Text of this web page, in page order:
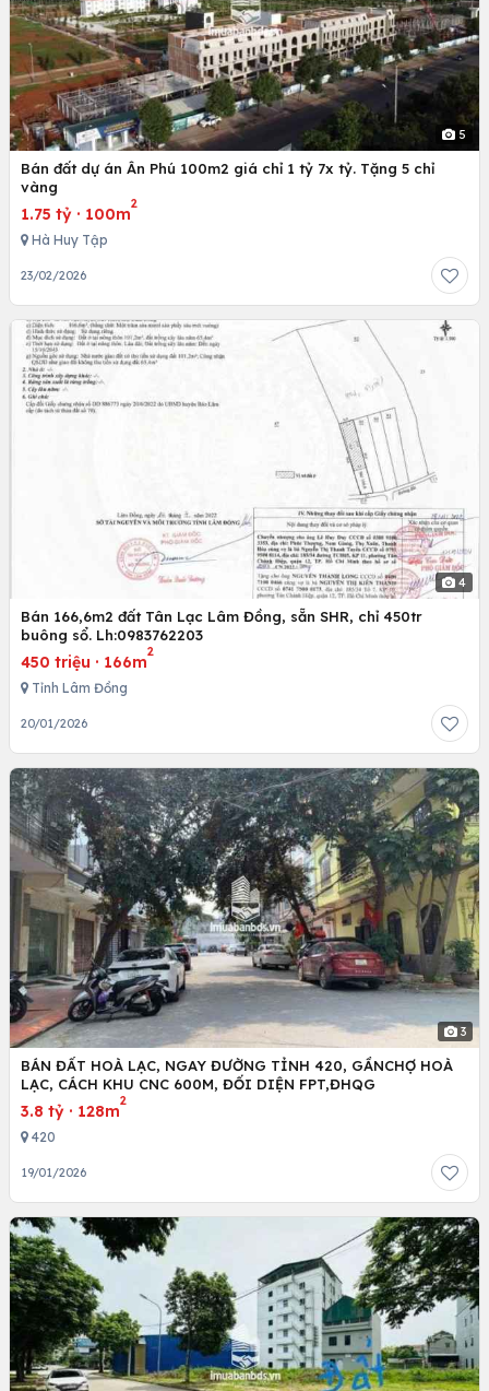
5
Bán đất dự án Ân Phú 100m2 giá chỉ 1 tỷ 7x tỷ. Tặng 5 chỉ
vàng
1.75 tỷ · 100m
2
Hà Huy Tập
23/02/2026
4
Bán 166,6m2 đất Tân Lạc Lâm Đồng, sẵn SHR, chỉ 450tr
buông sổ. Lh:0983762203
450 triệu · 166m
2
Tỉnh Lâm Đồng
20/01/2026
3
BÁN ĐẤT HOÀ LẠC, NGAY ĐƯỜNG TỈNH 420, GẦNCHỢ HOÀ
LẠC, CÁCH KHU CNC 600M, ĐỐI DIỆN FPT,ĐHQG
3.8 tỷ · 128m
2
420
19/01/2026